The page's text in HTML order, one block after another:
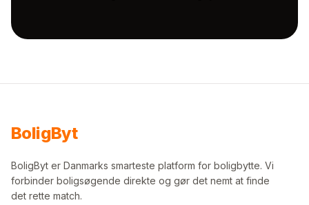
BoligByt
BoligByt er Danmarks smarteste platform for boligbytte. Vi
forbinder boligsøgende direkte og gør det nemt at finde
det rette match.